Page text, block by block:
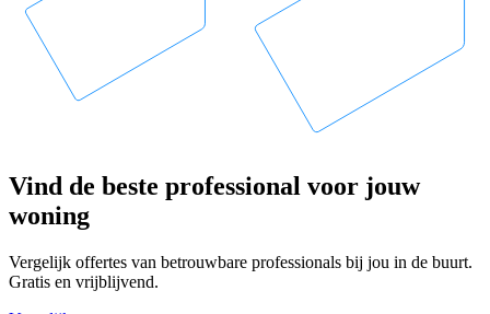
Vind de beste professional voor jouw
woning
Vergelijk offertes van betrouwbare professionals bij jou in de buurt.
Gratis en vrijblijvend.